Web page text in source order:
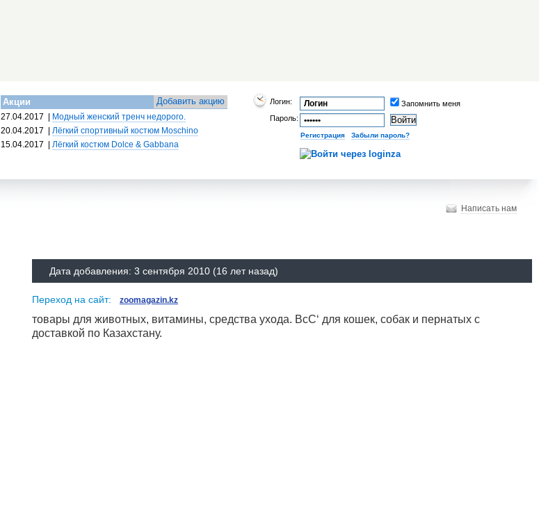
Добавить акцию
Акции
27.04.2017
Модный женский тренч недорого.
20.04.2017
Лёгкий спортивный костюм Moschino
15.04.2017
Лёгкий костюм Dolce & Gabbana
Логин:
Запомнить меня
Пароль:
Регистрация| Забыли пароль?
Написать нам
Дата добавления: 3 сентября 2010 (16 лет назад)
Переход на сайт: zoomagazin.kz
товары для животных, витамины, средства ухода. ВсС‘ для кошек, собак и пернатых с
доставкой по Казахстану.